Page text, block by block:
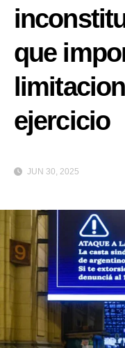
que
ejercicio
JUN 30, 2025